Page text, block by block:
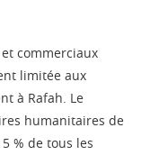
commerciaux
limitée aux
à Rafah. Le
humanitaires de
% de tous les